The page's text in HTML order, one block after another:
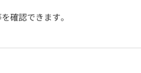
確認できます。